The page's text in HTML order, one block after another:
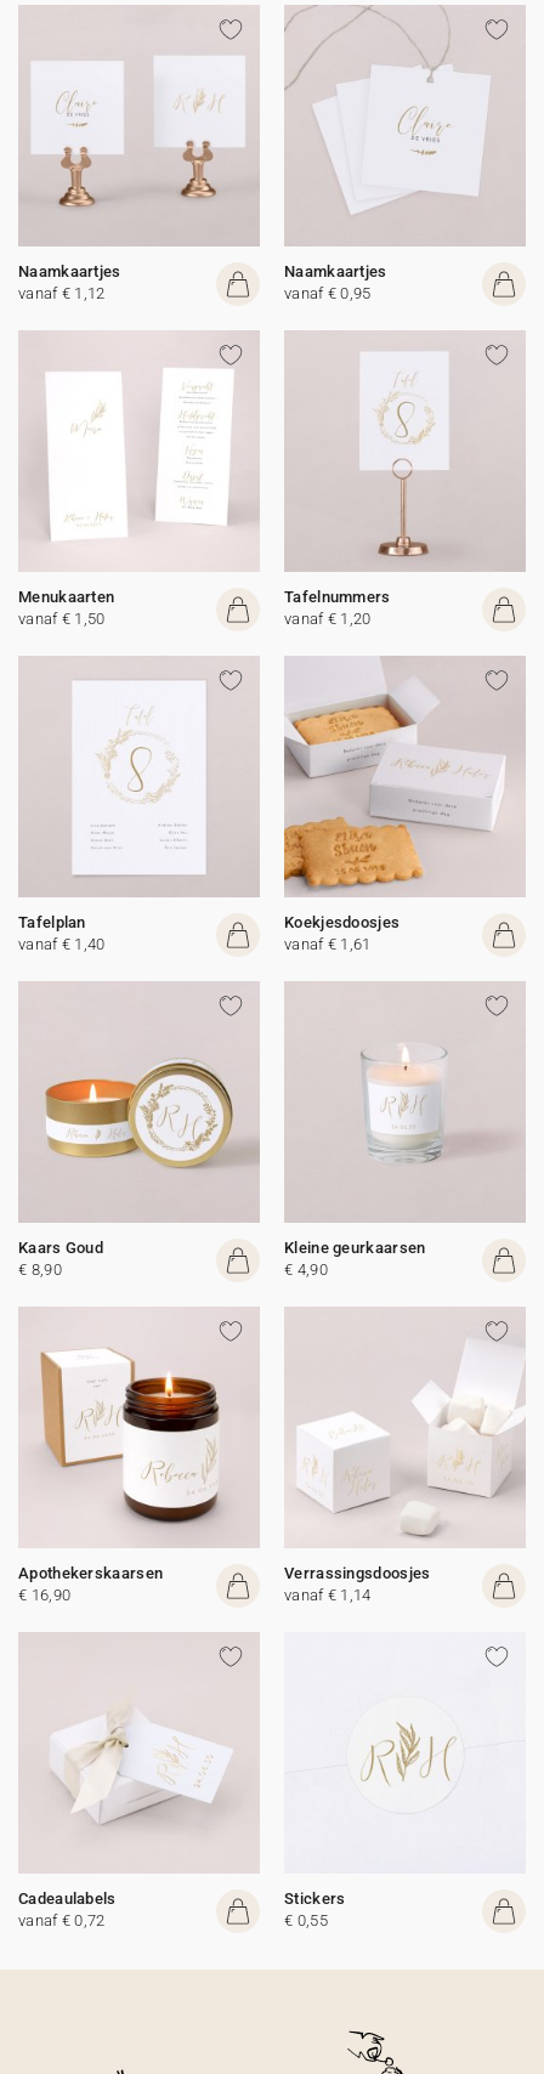
Naamkaartjes
vanaf € 1,12
Naamkaartjes
vanaf € 0,95
Menukaarten
vanaf € 1,50
Tafelnummers
vanaf € 1,20
Tafelplan
vanaf € 1,40
Koekjesdoosjes
vanaf € 1,61
Kaars Goud
€ 8,90
Kleine geurkaarsen
€ 4,90
Apothekerskaarsen
€ 16,90
Verrassingsdoosjes
vanaf € 1,14
Cadeaulabels
vanaf € 0,72
Stickers
€ 0,55